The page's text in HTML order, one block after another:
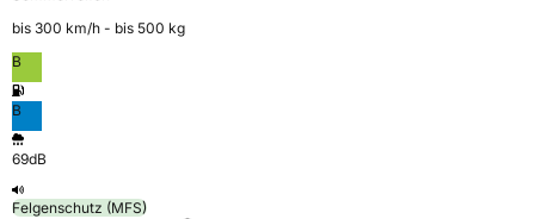
bis 300 km⁠/⁠h - bis 500 kg
B
B
69dB
Felgenschutz (MFS)